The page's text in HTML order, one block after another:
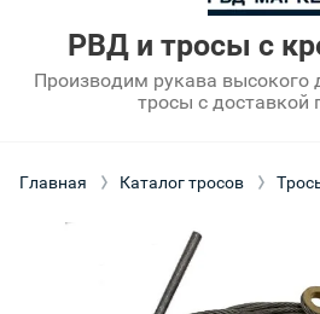
Партнерам
РВД и тросы с
Производим рукава высокого
тросы с доставкой
Главная Каталог тросов